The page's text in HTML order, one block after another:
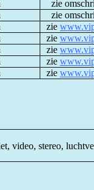
zie
zie
zie www.
zie www.
zie www.
zie www.
zie www.
video, stereo,